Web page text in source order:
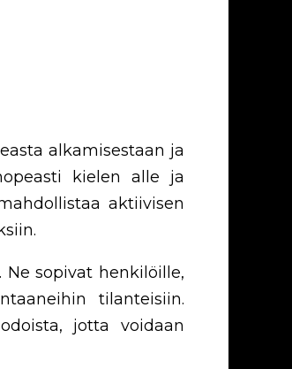
alkamisestaan ​​ja
kielen alle ja
aktiivisen
sopivat henkilöille,
tilanteisiin.
jotta voidaan